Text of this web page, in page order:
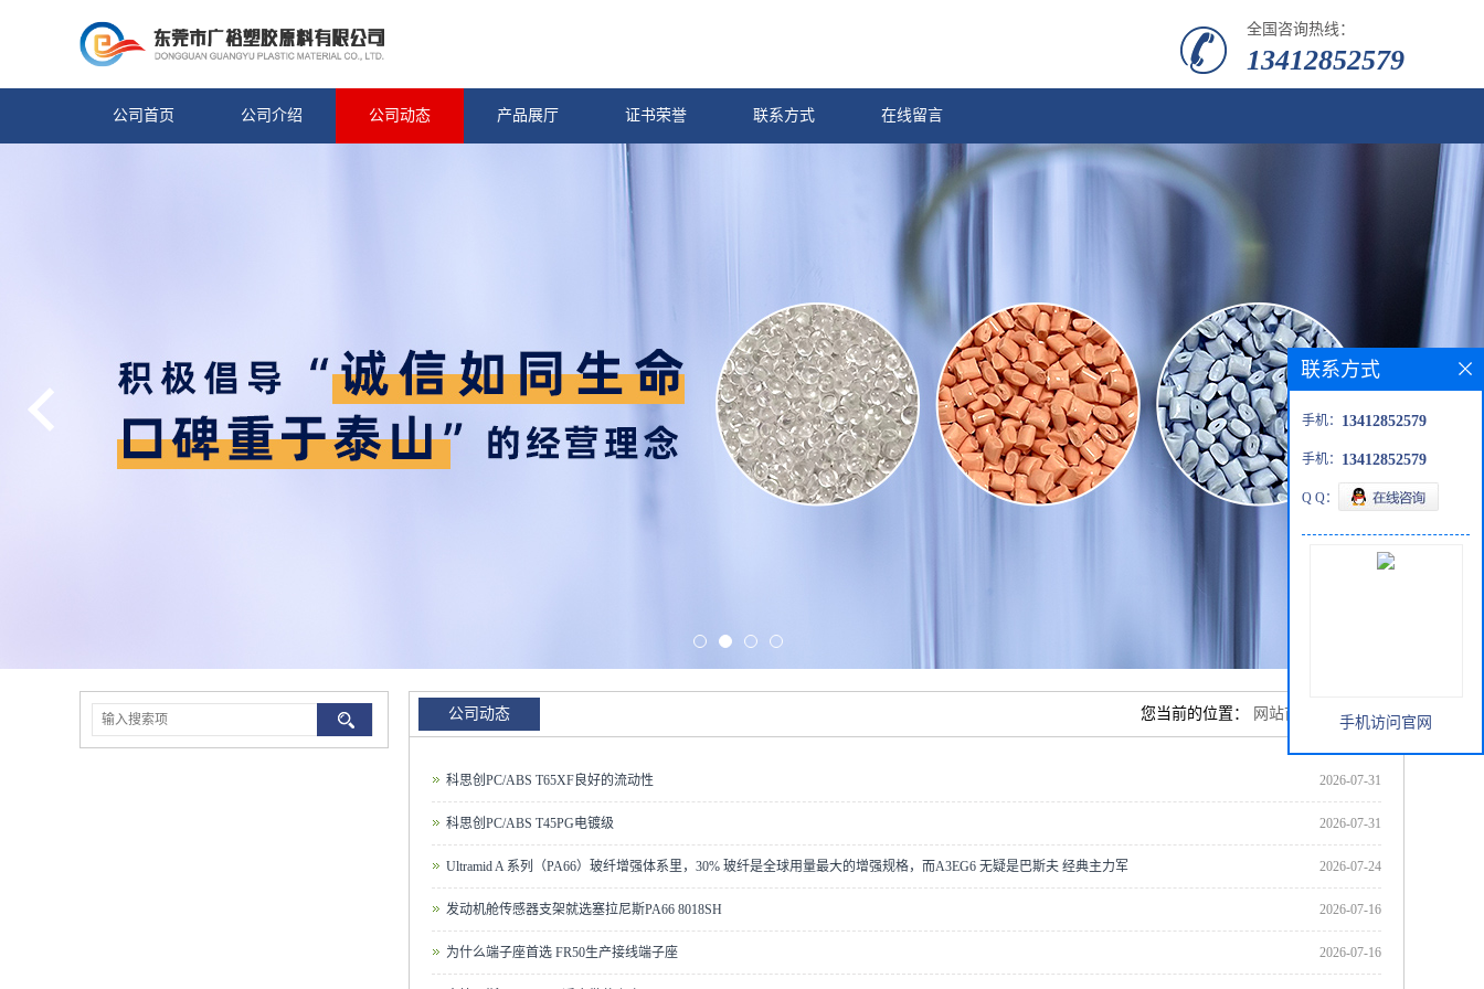
全国咨询热线：
13412852579
公司首页 公司介绍 公司动态 产品展厅 证书荣誉 联系方式 在线留言
公司动态 您当前的位置： 网站首页 公司动态
科思创PC/ABS T65XF良好的流动性 2026-07-31
科思创PC/ABS T45PG电镀级 2026-07-31
Ultramid A 系列（PA66）玻纤增强体系里，30% 玻纤是全球用量最大的增强规格，而A3EG6 无疑是巴斯夫 经典主力军 2026-07-24
发动机舱传感器支架就选塞拉尼斯PA66 8018SH 2026-07-16
为什么端子座首选 FR50生产接线端子座 2026-07-16
联系方式
手机： 13412852579
手机： 13412852579
Q Q：
手机访问官网